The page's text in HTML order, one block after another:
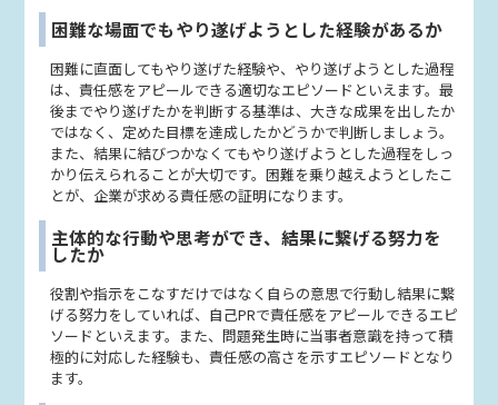
困難な場面でもやり遂げようとした経験があるか
困難に直面してもやり遂げた経験や、やり遂げようとした過程
は、責任感をアピールできる適切なエピソードといえます。最
後までやり遂げたかを判断する基準は、大きな成果を出したか
ではなく、定めた目標を達成したかどうかで判断しましょう。
また、結果に結びつかなくてもやり遂げようとした過程をしっ
かり伝えられることが大切です。困難を乗り越えようとしたこ
とが、企業が求める責任感の証明になります。
主体的な行動や思考ができ、結果に繋げる努力を
したか
役割や指示をこなすだけではなく自らの意思で行動し結果に繋
げる努力をしていれば、自己PRで責任感をアピールできるエピ
ソードといえます。また、問題発生時に当事者意識を持って積
極的に対応した経験も、責任感の高さを示すエピソードとなり
ます。